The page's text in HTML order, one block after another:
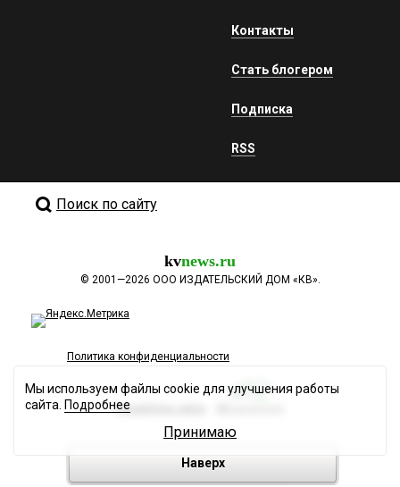
Контакты
Стать блогером
Подписка
RSS
Поиск по сайту
kvnews.ru
© 2001—2026 ООО ИЗДАТЕЛЬСКИЙ ДОМ «КВ».
Политика конфиденциальности
Разработка сайта
Наверх
Мы используем файлы cookie для улучшения работы
сайта. Подробнее
Принимаю